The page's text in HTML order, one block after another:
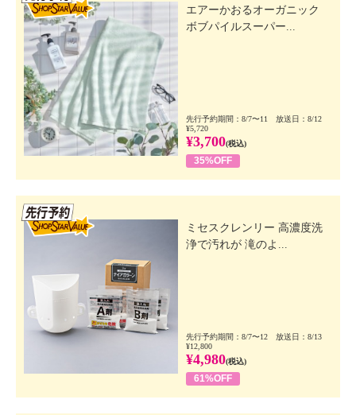
エアーかおるオーガニック
ボブパイルスーパー...
先行予約期間：8/7〜11 放送日：8/12
¥5,720
¥3,700(税込)
35%OFF
ミセスクレンリー 高濃度洗
浄で汚れが 滝のよ...
先行予約期間：8/7〜12 放送日：8/13
¥12,800
¥4,980(税込)
61%OFF